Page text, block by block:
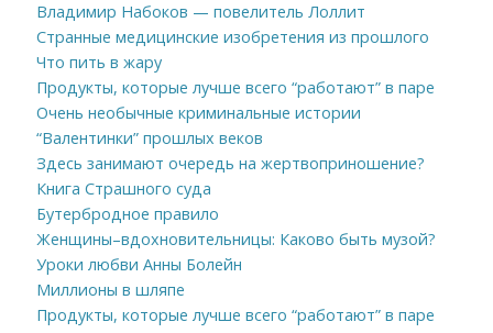
Владимир Набоков — повелитель Лоллит
Странные медицинские изобретения из прошлого
Что пить в жару
Продукты, которые лучше всего “работают” в паре
Очень необычные криминальные истории
“Валентинки” прошлых веков
Здесь занимают очередь на жертвоприношение?
Книга Страшного суда
Бутербродное правило
Женщины–вдохновительницы: Каково быть музой?
Уроки любви Анны Болейн
Миллионы в шляпе
Продукты, которые лучше всего “работают” в паре